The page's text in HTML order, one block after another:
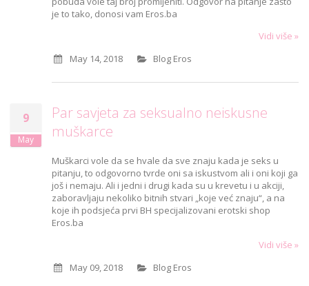
je to tako, donosi vam Eros.ba
Vidi više »
May 14, 2018
Blog Eros
9
May
Par savjeta za seksualno neiskusne
muškarce
Muškarci vole da se hvale da sve znaju kada je seks u
pitanju, to odgovorno tvrde oni sa iskustvom ali i oni koji ga
još i nemaju. Ali i jedni i drugi kada su u krevetu i u akciji,
zaboravljaju nekoliko bitnih stvari „koje već znaju“, a na
koje ih podsjeća prvi BH specijalizovani erotski shop
Eros.ba
Vidi više »
May 09, 2018
Blog Eros